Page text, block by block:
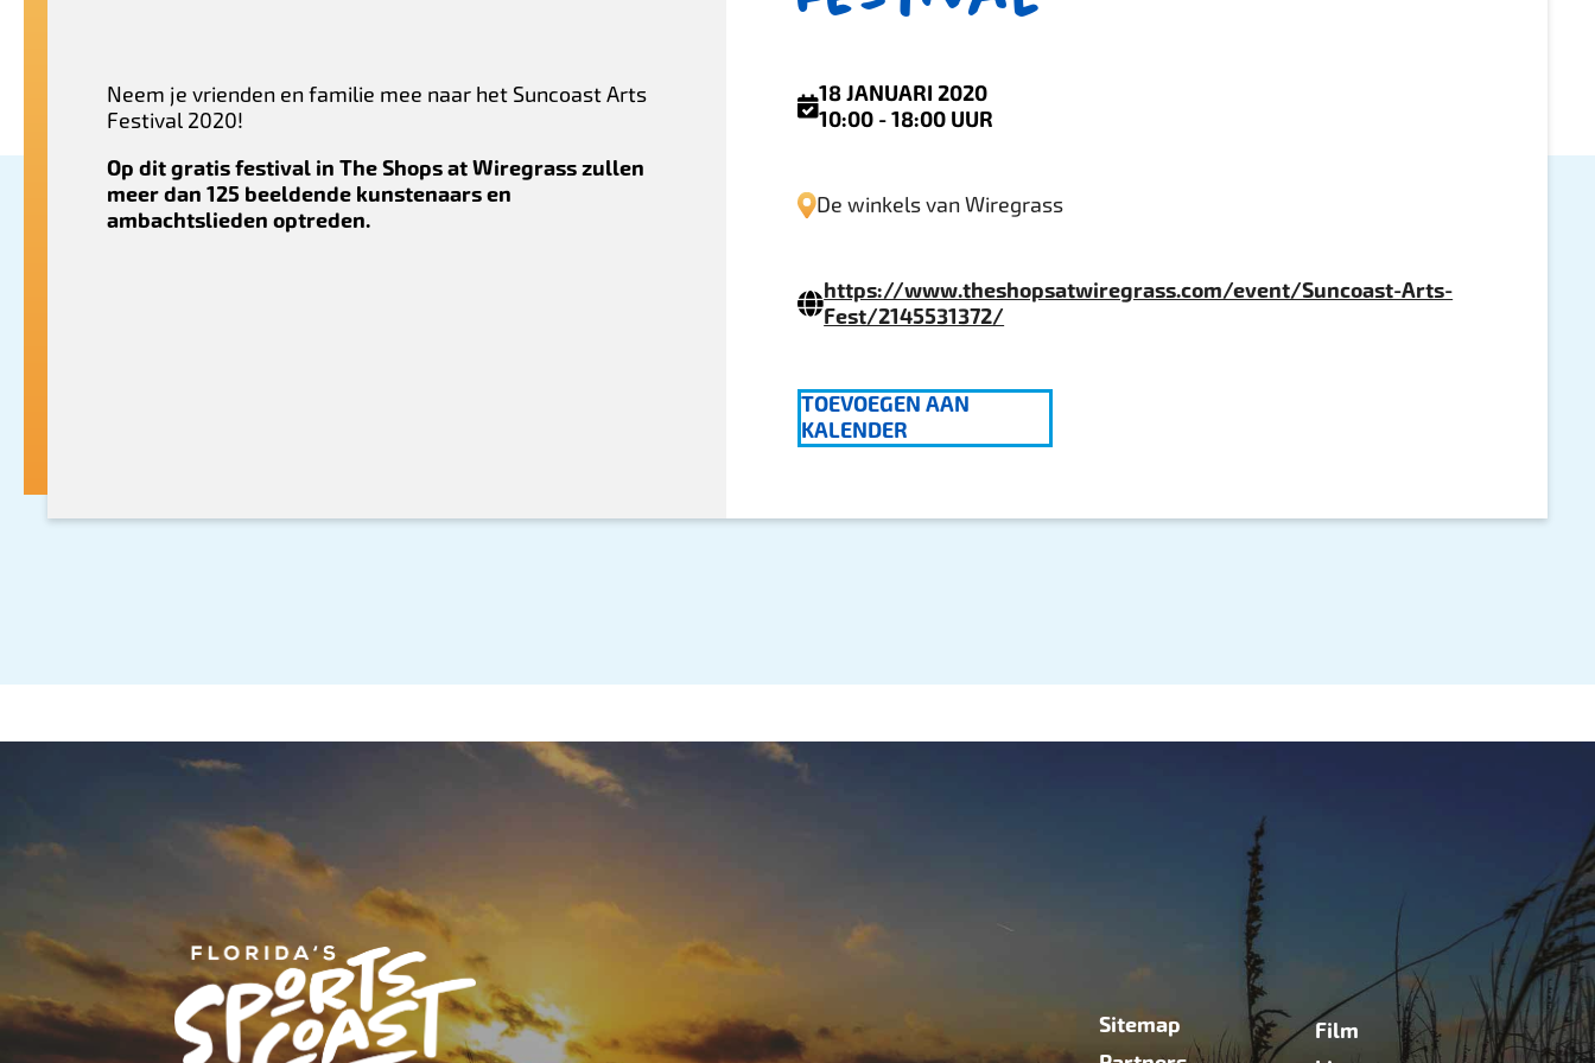
Neem je vrienden en familie mee naar het Suncoast Arts
Festival 2020!
Op dit gratis festival in The Shops at Wiregrass zullen
meer dan 125 beeldende kunstenaars en
ambachtslieden optreden.
18 JANUARI 2020
10:00 - 18:00 UUR
De winkels van Wiregrass
https://www.theshopsatwiregrass.com/event/Suncoast-Arts-
Fest/2145531372/
TOEVOEGEN AAN
KALENDER
Sitemap
Film